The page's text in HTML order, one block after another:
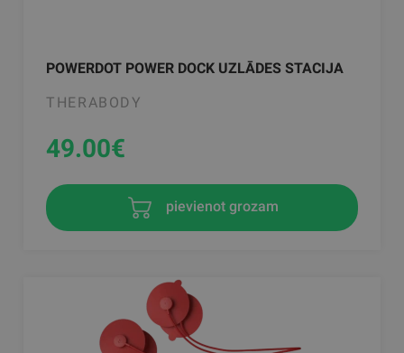
POWERDOT POWER DOCK UZLĀDES STACIJA
THERABODY
49.00€
pievienot grozam